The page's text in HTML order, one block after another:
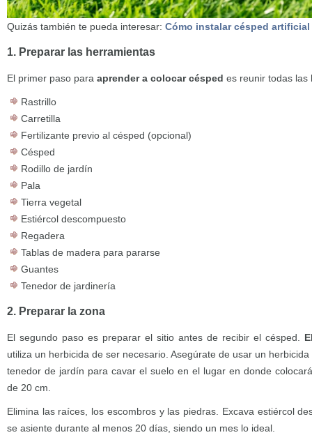
Quizás también te pueda interesar: Cómo instalar césped
1. Preparar las herramientas
El primer paso para aprender a colocar césped es reunir todas las
Rastrillo
Carretilla
Fertilizante previo al césped (opcional)
Césped
Rodillo de jardín
Pala
Tierra vegetal
Estiércol descompuesto
Regadera
Tablas de madera para pararse
Guantes
Tenedor de jardinería
2. Preparar la zona
El segundo paso es preparar el sitio antes de recibir el césped.
utiliza un herbicida de ser necesario. Asegúrate de usar un
tenedor de jardín para cavar el suelo en el lugar en donde
de 20 cm.
Elimina las raíces, los escombros y las piedras. Excava estiércol
se asiente durante al menos 20 días, siendo un mes lo ideal.